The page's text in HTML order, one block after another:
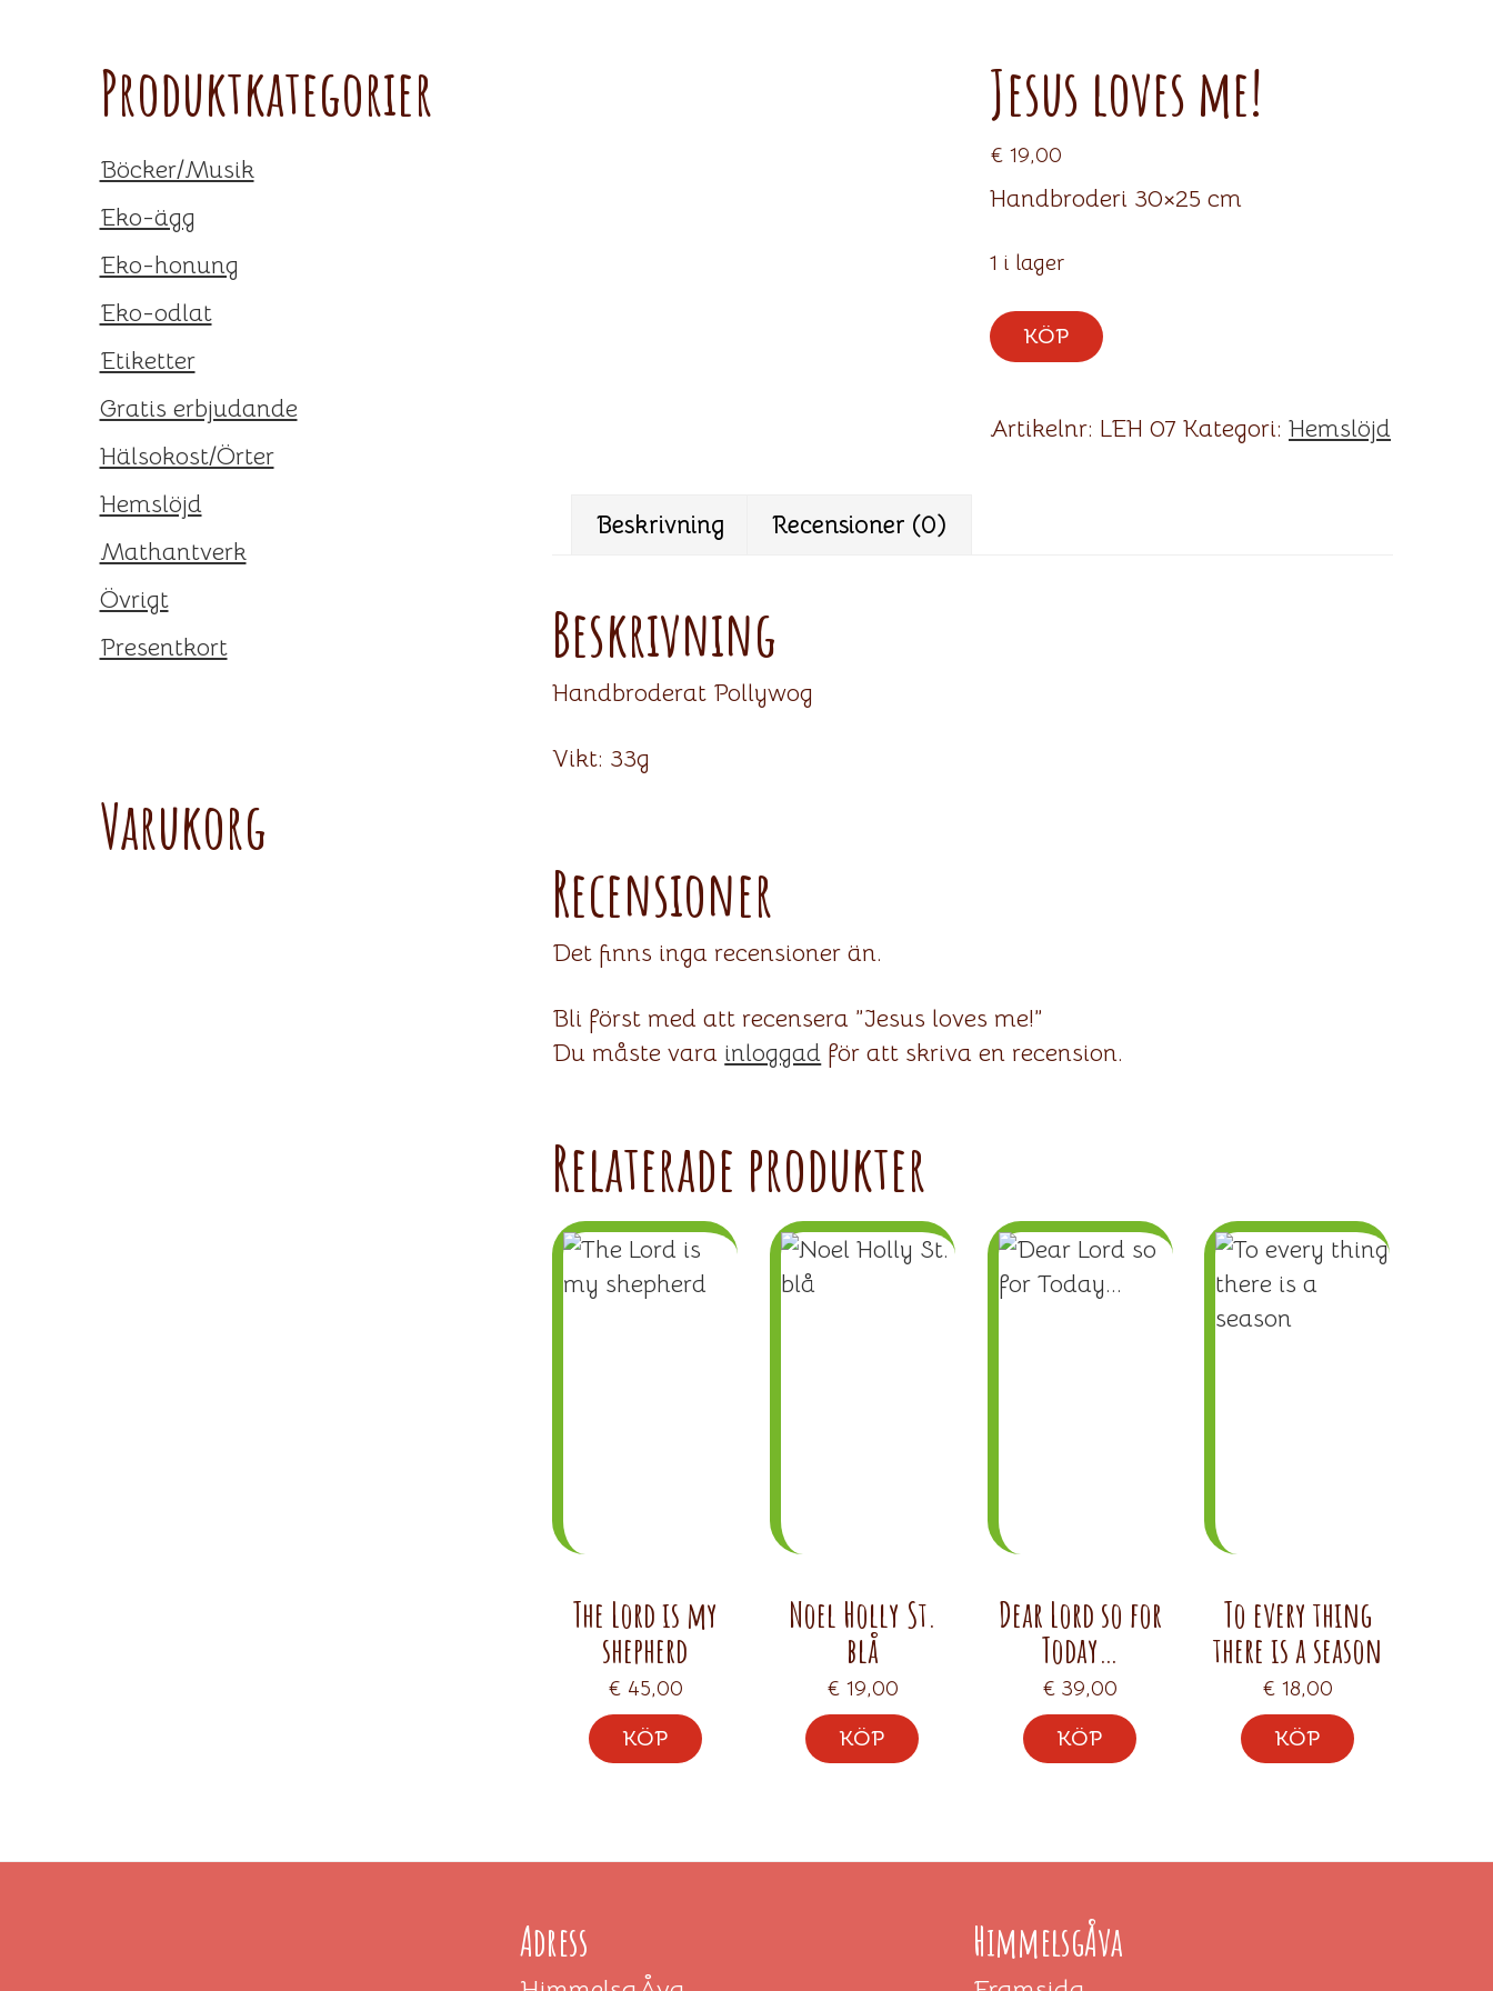
Jesus loves me!
€ 19,00
Handbroderi 30×25 cm
1 i lager
Jesus
loves
mängd
KÖP
Artikelnr: LEH 07 Kategori:Hemslöjd
Beskrivning Recensioner (0)
Beskrivning
Handbroderat Pollywog
Vikt: 33g
Recensioner
Det finns inga recensioner än.
Bli först med att recensera ”Jesus loves me!”
Du måste vara inloggad för att skriva en recension.
Relaterade produkter
The Lord is my
shepherd
€ 45,00
KÖP
Noel Holly St.
blå
€ 19,00
KÖP
Dear Lord so for
Today…
€ 39,00
KÖP
To every thing
there is a season
€ 18,00
KÖP
sidofält
Produktkategorier
Böcker/Musik
Eko-ägg
Eko-honung
Eko-odlat
Etiketter
Gratis erbjudande
Hälsokost/Örter
Hemslöjd
Mathantverk
Övrigt
Presentkort
Varukorg
Adress HimmelsgÅva